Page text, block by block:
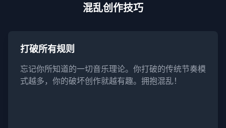
混乱创作技巧
打破所有规则
忘记你所知道的一切音乐理论。你打破的传统节奏模
式越多，你的破坏创作就越有趣。拥抱混乱！